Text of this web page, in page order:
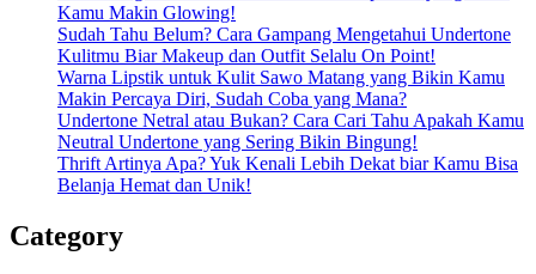
Kamu Makin Glowing!
Sudah Tahu Belum? Cara Gampang Mengetahui Undertone
Kulitmu Biar Makeup dan Outfit Selalu On Point!
Warna Lipstik untuk Kulit Sawo Matang yang Bikin Kamu
Makin Percaya Diri, Sudah Coba yang Mana?
Undertone Netral atau Bukan? Cara Cari Tahu Apakah Kamu
Neutral Undertone yang Sering Bikin Bingung!
Thrift Artinya Apa? Yuk Kenali Lebih Dekat biar Kamu Bisa
Belanja Hemat dan Unik!
Category